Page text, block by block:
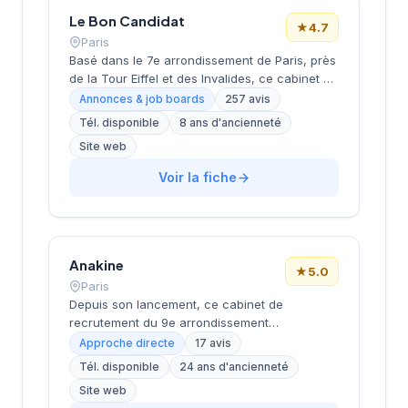
Le Bon Candidat
Paris
★4.7
Basé dans le 7e arrondissement de Paris, près
de la Tour Eiffel et des Invalides, ce cabinet de
recrutement bénéficie d'une localisation
prestigieuse au cœur de la capitale. Installé
rue de Bellechasse, il accompagne les
entreprises dans leurs recrutements avec une
approche personnalisée. La structure affiche
une excellente réputation auprès de sa
prestations de conseil en recrutement.
Annonces & job boards
257 avis
Tél. disponible
8 ans d'ancienneté
Site web
Voir la fiche
Anakine
Paris
★5.0
Depuis son lancement, ce cabinet de
recrutement du 9e arrondissement
accompagne les entreprises dans leurs
recherches de talents, avec une approche
centrée sur les métiers du digital et de la tech.
Basée rue de Clichy dans le quartier Opéra-
Approche directe
17 avis
Tél. disponible
24 ans d'ancienneté
Site web